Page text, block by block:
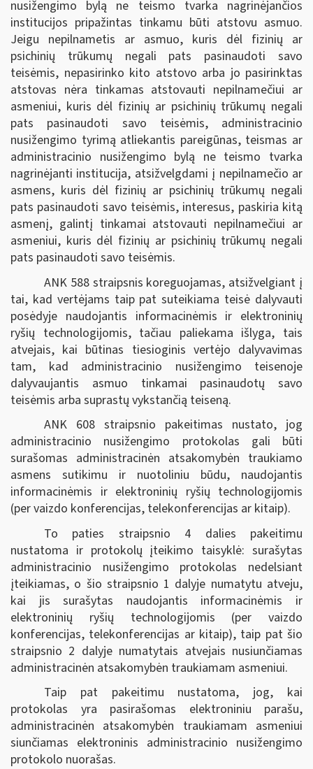
nusižengimo bylą ne teismo tvarka nagrinėjančios
institucijos pripažintas tinkamu būti atstovu asmuo.
Jeigu nepilnametis ar asmuo, kuris dėl fizinių ar
psichinių trūkumų negali pats pasinaudoti savo
teisėmis, nepasirinko kito atstovo arba jo pasirinktas
atstovas nėra tinkamas atstovauti nepilnamečiui ar
asmeniui, kuris dėl fizinių ar psichinių trūkumų negali
pats pasinaudoti savo teisėmis, administracinio
nusižengimo tyrimą atliekantis pareigūnas, teismas ar
administracinio nusižengimo bylą ne teismo tvarka
nagrinėjanti institucija, atsižvelgdami į nepilnamečio ar
asmens, kuris dėl fizinių ar psichinių trūkumų negali
pats pasinaudoti savo teisėmis, interesus, paskiria kitą
asmenį, galintį tinkamai atstovauti nepilnamečiui ar
asmeniui, kuris dėl fizinių ar psichinių trūkumų negali
pats pasinaudoti savo teisėmis.
ANK 588 straipsnis koreguojamas, atsižvelgiant į
tai, kad vertėjams taip pat suteikiama teisė dalyvauti
posėdyje naudojantis informacinėmis ir elektroninių
ryšių technologijomis, tačiau paliekama išlyga, tais
atvejais, kai būtinas tiesioginis vertėjo dalyvavimas
tam, kad administracinio nusižengimo teisenoje
dalyvaujantis asmuo tinkamai pasinaudotų savo
teisėmis arba suprastų vykstančią teiseną.
ANK 608 straipsnio pakeitimas nustato, jog
administracinio nusižengimo protokolas gali būti
surašomas administracinėn atsakomybėn traukiamo
asmens sutikimu ir nuotoliniu būdu, naudojantis
informacinėmis ir elektroninių ryšių technologijomis
(per vaizdo konferencijas, telekonferencijas ar kitaip).
To paties straipsnio 4 dalies pakeitimu
nustatoma ir protokolų įteikimo taisyklė: surašytas
administracinio nusižengimo protokolas nedelsiant
įteikiamas, o šio straipsnio 1 dalyje numatytu atveju,
kai jis surašytas naudojantis informacinėmis ir
elektroninių ryšių technologijomis (per vaizdo
konferencijas, telekonferencijas ar kitaip), taip pat šio
straipsnio 2 dalyje numatytais atvejais nusiunčiamas
administracinėn atsakomybėn traukiamam asmeniui.
Taip pat pakeitimu nustatoma, jog, kai
protokolas yra pasirašomas elektroniniu parašu,
administracinėn atsakomybėn traukiamam asmeniui
siunčiamas elektroninis administracinio nusižengimo
protokolo nuorašas.